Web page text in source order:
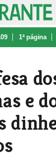
1ª página
e